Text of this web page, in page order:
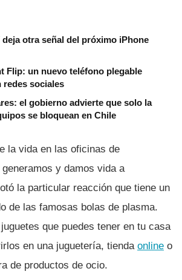
deja otra señal del próximo iPhone
Flip: un nuevo teléfono plegable
redes sociales
el gobierno advierte que solo la
se bloquean en Chile
la vida en las oficinas de
generamos y damos vida a
la particular reacción que tiene un
de las famosas bolas de plasma.
que puedes tener en tu casa
en una jugueterí­a, tienda online o
de productos de ocio.